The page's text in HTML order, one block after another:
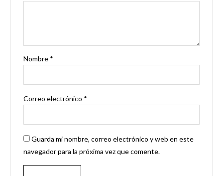
Nombre *
Correo electrónico *
Guarda mi nombre, correo electrónico y web en este
navegador para la próxima vez que comente.